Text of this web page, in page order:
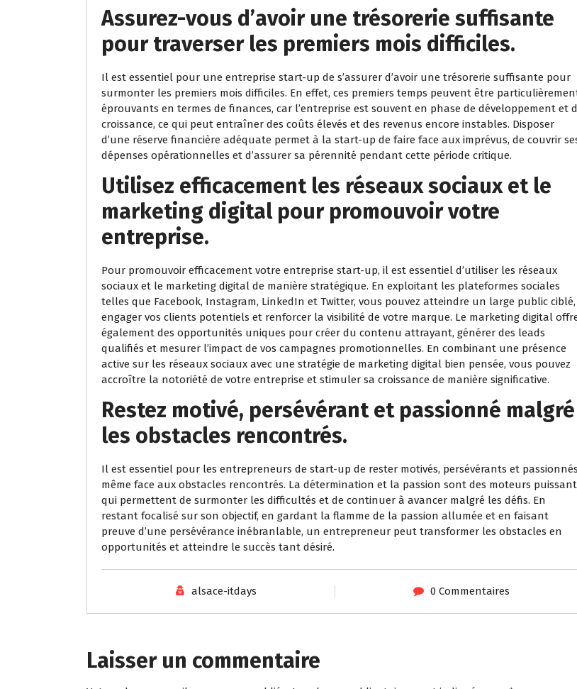
Assurez-vous d’avoir une trésorerie suffisante
pour traverser les premiers mois difficiles.
Il est essentiel pour une entreprise start-up de s’assurer d’avoir une trésorerie suffisante pour
surmonter les premiers mois difficiles. En effet, ces premiers temps peuvent être
éprouvants en termes de finances, car l’entreprise est souvent en phase de développement et
croissance, ce qui peut entraîner des coûts élevés et des revenus encore instables. Disposer
d’une réserve financière adéquate permet à la start-up de faire face aux imprévus, de couvrir
dépenses opérationnelles et d’assurer sa pérennité pendant cette période critique.
Utilisez efficacement les réseaux sociaux et le
marketing digital pour promouvoir votre
entreprise.
Pour promouvoir efficacement votre entreprise start-up, il est essentiel d’utiliser les réseaux
sociaux et le marketing digital de manière stratégique. En exploitant les plateformes sociales
telles que Facebook, Instagram, LinkedIn et Twitter, vous pouvez atteindre un large public ciblé,
engager vos clients potentiels et renforcer la visibilité de votre marque. Le marketing digital
également des opportunités uniques pour créer du contenu attrayant, générer des leads
qualifiés et mesurer l’impact de vos campagnes promotionnelles. En combinant une présence
active sur les réseaux sociaux avec une stratégie de marketing digital bien pensée, vous pouvez
accroître la notoriété de votre entreprise et stimuler sa croissance de manière significative.
Restez motivé, persévérant et passionné malgré
les obstacles rencontrés.
Il est essentiel pour les entrepreneurs de start-up de rester motivés, persévérants et
même face aux obstacles rencontrés. La détermination et la passion sont des moteurs
qui permettent de surmonter les difficultés et de continuer à avancer malgré les défis. En
restant focalisé sur son objectif, en gardant la flamme de la passion allumée et en faisant
preuve d’une persévérance inébranlable, un entrepreneur peut transformer les obstacles en
opportunités et atteindre le succès tant désiré.
alsace-itdays 0 Commentaires
Laisser un commentaire